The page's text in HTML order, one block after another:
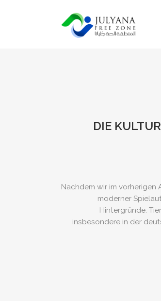
DIE
Nachdem wir im vorherigen
moderner
Hintergründe.
insbesondere in der